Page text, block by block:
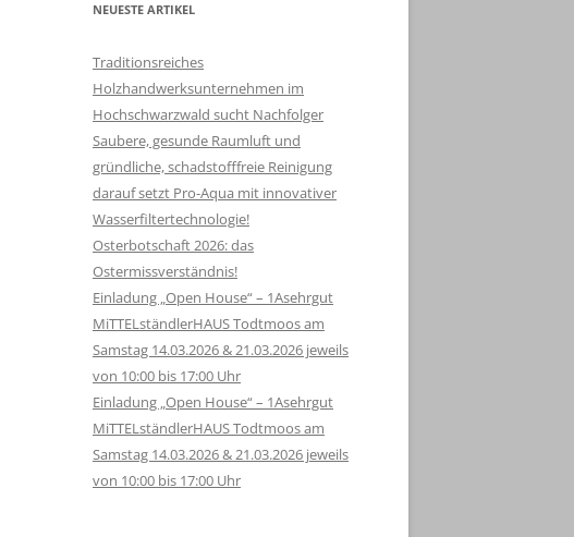
NEUESTE ARTIKEL
Traditionsreiches
Holzhandwerksunternehmen im
Hochschwarzwald sucht Nachfolger
Saubere, gesunde Raumluft und
gründliche, schadstofffreie Reinigung
darauf setzt Pro-Aqua mit innovativer
Wasserfiltertechnologie!
Osterbotschaft 2026: das
Ostermissverständnis!
Einladung „Open House“ – 1Asehrgut
MiTTELständlerHAUS Todtmoos am
Samstag 14.03.2026 & 21.03.2026 jeweils
von 10:00 bis 17:00 Uhr
Einladung „Open House“ – 1Asehrgut
MiTTELständlerHAUS Todtmoos am
Samstag 14.03.2026 & 21.03.2026 jeweils
von 10:00 bis 17:00 Uhr